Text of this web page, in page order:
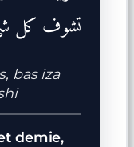
تشوف كل
bas iza
demie,